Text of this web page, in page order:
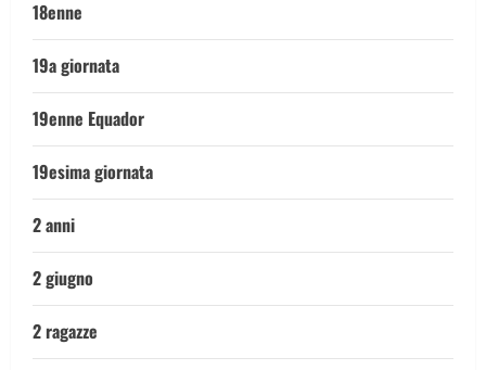
18enne
19a giornata
19enne Equador
19esima giornata
2 anni
2 giugno
2 ragazze